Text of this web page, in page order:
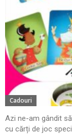
Cadouri
Azi ne-am gândit
cu cărți de joc